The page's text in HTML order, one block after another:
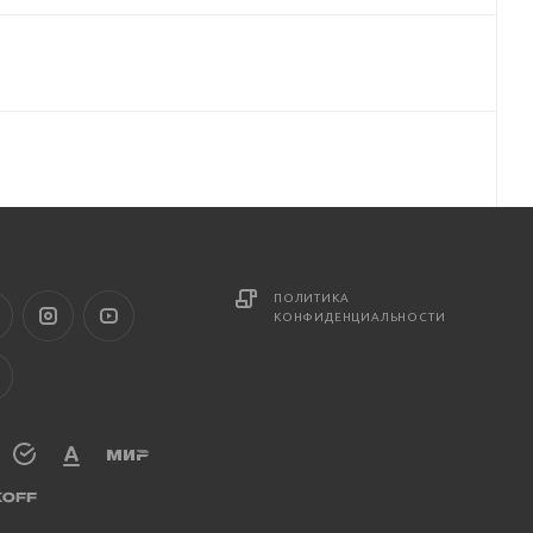
ПОЛИТИКА
КОНФИДЕНЦИАЛЬНОСТИ